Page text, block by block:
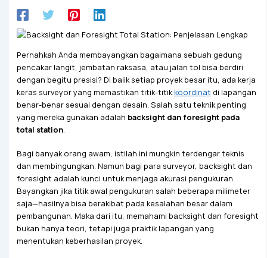
Pernahkah Anda membayangkan bagaimana sebuah gedung
pencakar langit, jembatan raksasa, atau jalan tol bisa berdiri
dengan begitu presisi? Di balik setiap proyek besar itu, ada kerja
keras surveyor yang memastikan titik-titik koordinatdi lapangan
benar-benar sesuai dengan desain. Salah satu teknik penting
yang mereka gunakan adalah backsight dan foresight pada
total station.
Bagi banyak orang awam, istilah ini mungkin terdengar teknis
dan membingungkan. Namun bagi para surveyor, backsight dan
foresight adalah kunci untuk menjaga akurasi pengukuran.
Bayangkan jika titik awal pengukuran salah beberapa milimeter
saja—hasilnya bisa berakibat pada kesalahan besar dalam
pembangunan. Maka dari itu, memahami backsight dan foresight
bukan hanya teori, tetapi juga praktik lapangan yang
menentukan keberhasilan proyek.